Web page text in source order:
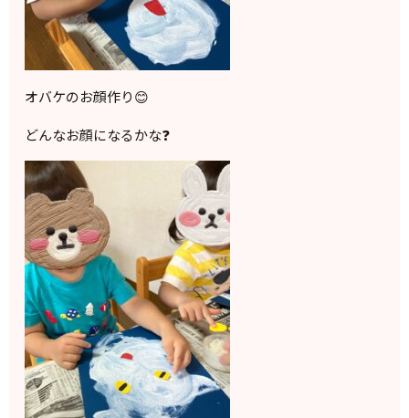
オバケのお顔作り😊
どんなお顔になるかな❓